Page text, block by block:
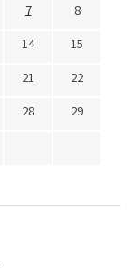
7
8
14
15
21
22
28
29